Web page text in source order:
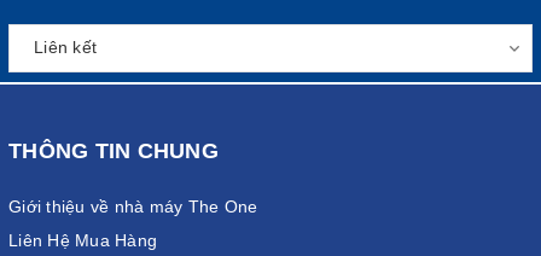
THÔNG TIN CHUNG
Giới thiệu về nhà máy The One
Liên Hệ Mua Hàng